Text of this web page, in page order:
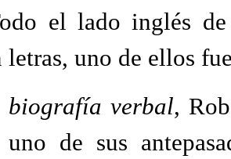
el lado inglés
letras, uno de ellos
biografía verbal,
de sus